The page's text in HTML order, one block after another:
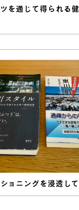
を通じて得られる
ョニングを浸透し